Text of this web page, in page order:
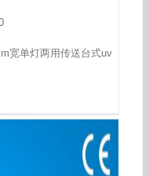
宽单灯两用传送台式uv